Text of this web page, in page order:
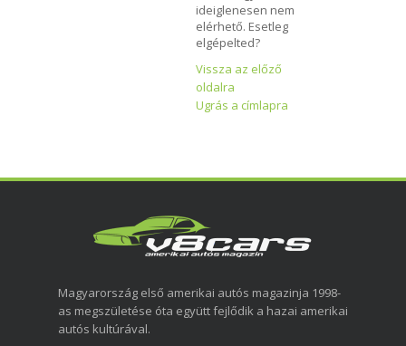
ideiglenesen nem
elérhető. Esetleg
elgépelted?
Vissza az előző
oldalra
Ugrás a címlapra
Magyarország első amerikai autós magazinja 1998-
as megszületése óta együtt fejlődik a hazai amerikai
autós kultúrával.